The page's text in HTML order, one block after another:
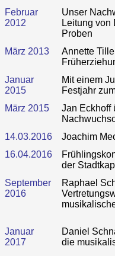
Februar
2012
Unser
Leitung
Proben
März 2013
Annette
Januar
2015
Mit einem
Festjahr
März 2015
Jan Eckhoff
14.03.2016
Joachim
16.04.2016
der
September
2016
Raphael
Januar
2017
Daniel
die